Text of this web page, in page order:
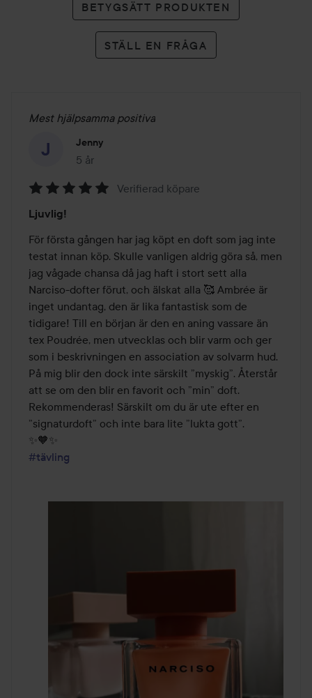
BETYGSÄTT PRODUKTEN
STÄLL EN FRÅGA
Mest hjälpsamma positiva
Jenny
5 år
Inlägget skapades 5 år
5
av
5
Verifierad köpare
Ljuvlig!
För första gången har jag köpt en doft som jag inte
testat innan köp. Skulle vanligen aldrig göra så, men
jag vågade chansa då jag haft i stort sett alla
Narciso-dofter förut, och älskat alla 🥰 Ambrée är
inget undantag, den är lika fantastisk som de
tidigare! Till en början är den en aning vassare än
tex Poudrée, men utvecklas och blir varm och ger
som i beskrivningen en association av solvarm hud.
På mig blir den dock inte särskilt ”myskig”. Återstår
att se om den blir en favorit och ”min” doft.
Rekommenderas! Särskilt om du är ute efter en
”signaturdoft” och inte bara lite ”lukta gott”.
#tävling